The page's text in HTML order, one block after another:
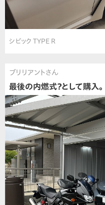
シビック TYPE R
ブリリアントさん
最後の内燃式？として購入。